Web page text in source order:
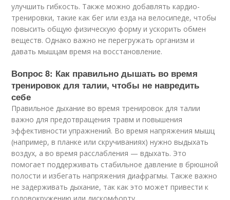
улучшить гибкость. Также можно добавлять кардио-
тренировки, такие как бег или езда на велосипеде, чтобы
повысить общую физическую форму и ускорить обмен
веществ. Однако важно не перегружать организм и
давать мышцам время на восстановление.
Вопрос 8: Как правильно дышать во время
тренировок для талии, чтобы не навредить
себе
Правильное дыхание во время тренировок для талии
важно для предотвращения травм и повышения
эффективности упражнений. Во время напряжения мышц
(например, в планке или скручиваниях) нужно выдыхать
воздух, а во время расслабления — вдыхать. Это
помогает поддерживать стабильное давление в брюшной
полости и избегать напряжения диафрагмы. Также важно
не задерживать дыхание, так как это может привести к